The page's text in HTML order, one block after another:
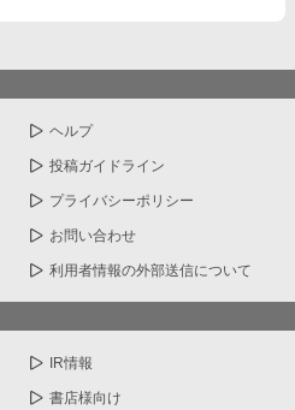
ヘルプ
投稿ガイドライン
プライバシーポリシー
お問い合わせ
利用者情報の外部送信について
IR情報
書店様向け